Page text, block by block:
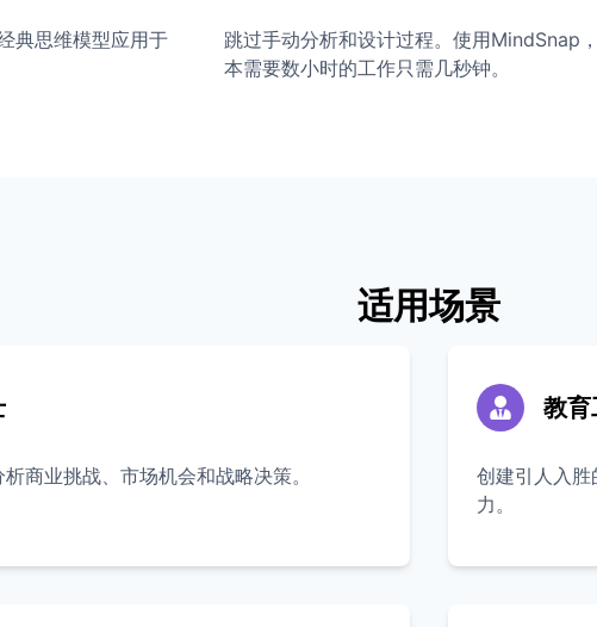
典思维模型应用于
跳过手动分析和设计过程。使用MindSnap
本需要数小时的工作只需几秒钟。
适用场景
商业挑战、市场机会和战略决策。
教育
创建引人入
力。